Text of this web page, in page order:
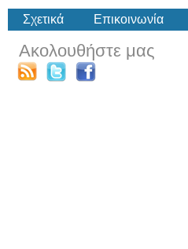
Σχετικά Επικοινωνία
Ακολουθήστε μας